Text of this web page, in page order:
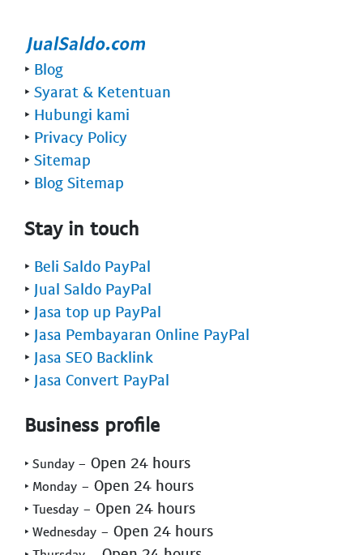
‣ Blog
‣ Syarat & Ketentuan
‣ Hubungi kami
‣ Privacy Policy
‣ Sitemap
‣ Blog Sitemap
Stay in touch
‣ Beli Saldo PayPal
‣ Jual Saldo PayPal
‣ Jasa top up PayPal
‣ Jasa Pembayaran Online PayPal
‣ Jasa SEO Backlink
‣ Jasa Convert PayPal
Business profile
‣ Sunday - Open 24 hours
‣ Monday - Open 24 hours
‣ Tuesday - Open 24 hours
‣ Wednesday - Open 24 hours